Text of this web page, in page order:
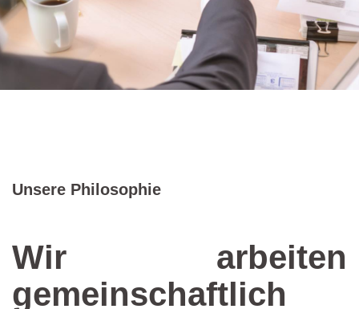
Unsere Philosophie
Wir arbeiten
gemeinschaftlich